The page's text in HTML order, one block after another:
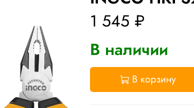
1 545 ₽
В наличии
В корзину